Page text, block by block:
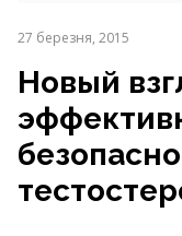
27 березня, 2015
Новый